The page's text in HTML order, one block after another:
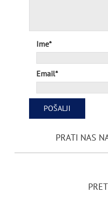
Ime*
Email*
PRATI NAS